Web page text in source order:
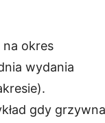
na okres
wydania
gdy grzywna